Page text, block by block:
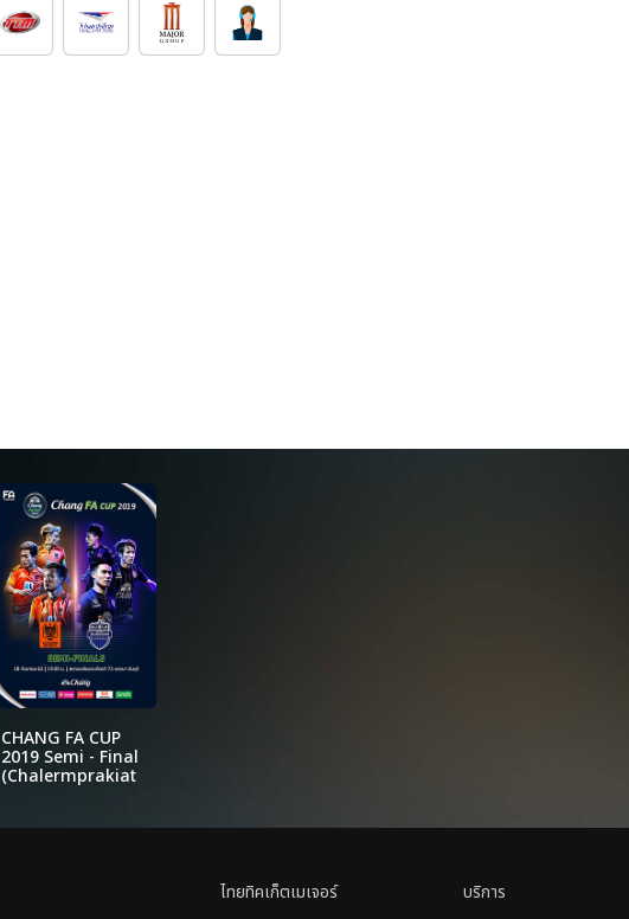
CHANG FA CUP
2019 Semi - Final
(Chalermprakiat
Mitr Phol FC vs.
ไทยทิคเก็ตเมเจอร์
บริการ